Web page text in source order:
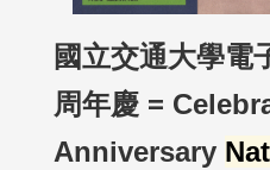
國立交通大學電
周年慶 =
Anniversary